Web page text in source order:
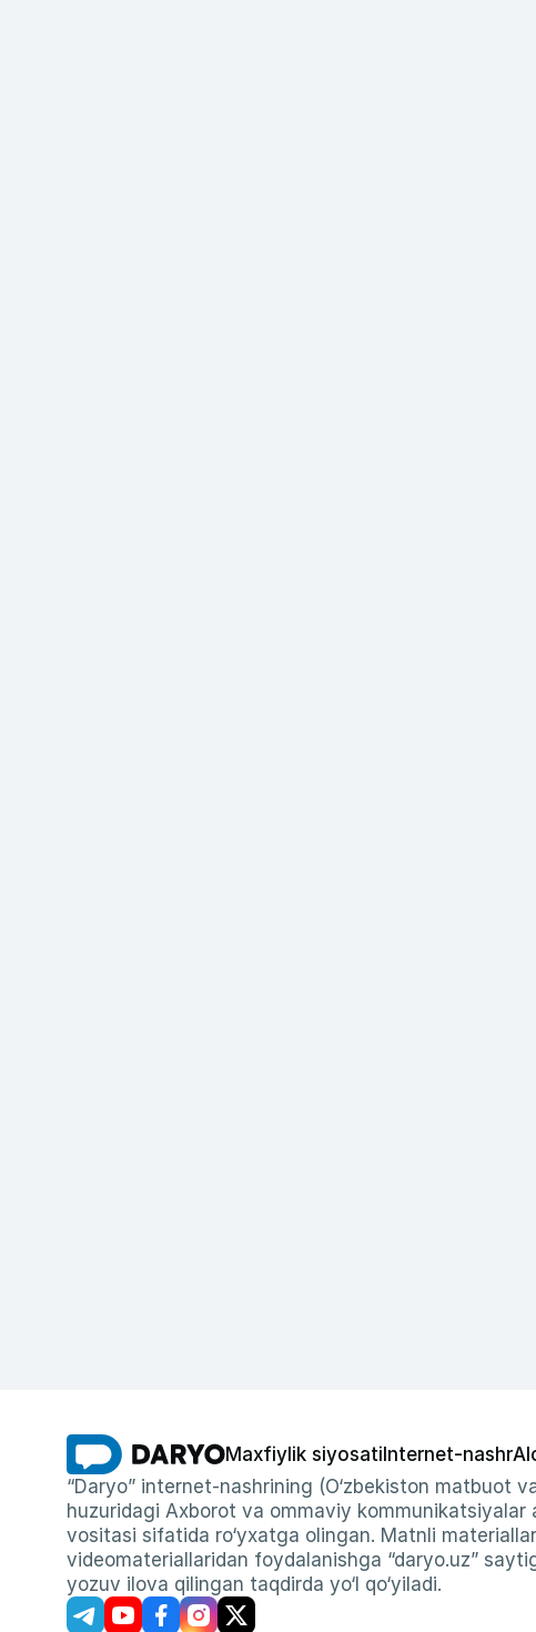
Maxfiylik siyosati Internet-nashr
“Daryo” internet-nashrining (O‘zbekiston matbuot
huzuridagi Axborot va ommaviy
vositasi sifatida ro‘yxatga olingan. Matnli
videomateriallaridan foydalanishga “daryo.uz”
yozuv ilova qilingan taqdirda yo‘l qo‘yiladi.